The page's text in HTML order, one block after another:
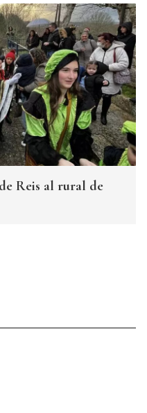
Reis al rural de